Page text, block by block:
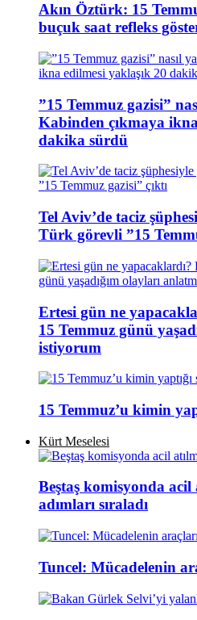
Akın Öztürk: 15
buçuk saat refleks
”15 Temmuz gazisi”
Kabinden çıkmaya
dakika sürdü
Tel Aviv’de taciz
Türk görevli ”15
Ertesi gün ne
15 Temmuz günü
istiyorum
15 Temmuz’u kimin
Kürt Meselesi
Beştaş komisyonda acil
adımları sıraladı
Tuncel: Mücadelenin